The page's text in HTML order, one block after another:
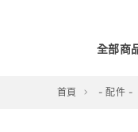
全部商
首頁 - 配件 -